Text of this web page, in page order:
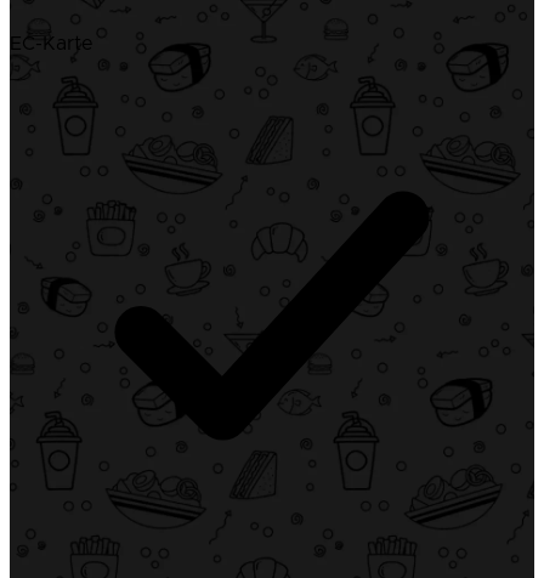
EC-Karte